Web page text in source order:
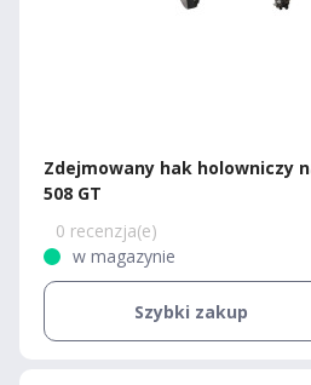
Zdejmowany hak holowniczy
508 GT
0 recenzja(e)
w magazynie
Szybki zakup